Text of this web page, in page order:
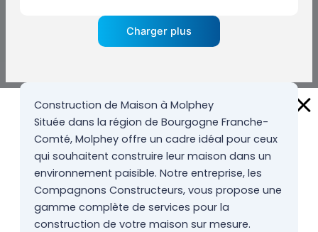
Charger plus
Construction de Maison à Molphey
Située dans la région de Bourgogne Franche-
Comté, Molphey offre un cadre idéal pour ceux
qui souhaitent construire leur maison dans un
environnement paisible. Notre entreprise, les
Compagnons Constructeurs, vous propose une
gamme complète de services pour la
construction de votre maison sur mesure.